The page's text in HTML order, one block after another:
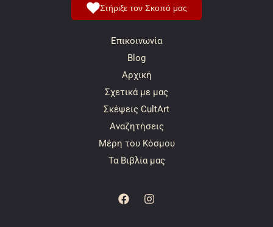
Στήριξε τον Σκοπό μας
Επικοινωνία
Blog
Αρχική
Σχετικά με μας
Σκέψεις CultArt
Αναζητήσεις
Μέρη του Κόσμου
Τα Βιβλία μας